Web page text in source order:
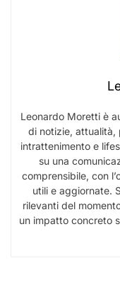
Leonardo Moretti è
di notizie, attualità,
intrattenimento e
su una
comprensibile, con
utili e aggiornate.
rilevanti del
un impatto concreto